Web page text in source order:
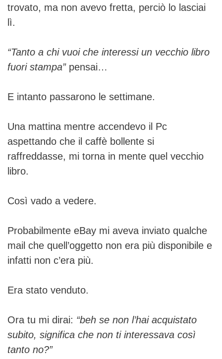
trovato, ma non avevo fretta, perciò lo lasciai
lì.
“Tanto a chi vuoi che interessi un vecchio libro
fuori stampa”pensai…
E intanto passarono le settimane.
Una mattina mentre accendevo il Pc
aspettando che il caffè bollente si
raffreddasse, mi torna in mente quel vecchio
libro.
Così vado a vedere.
Probabilmente eBay mi aveva inviato qualche
mail che quell’oggetto non era più disponibile e
infatti non c’era più.
Era stato venduto.
Ora tu mi dirai: “beh se non l’hai acquistato
subito, significa che non ti interessava così
tanto no?”